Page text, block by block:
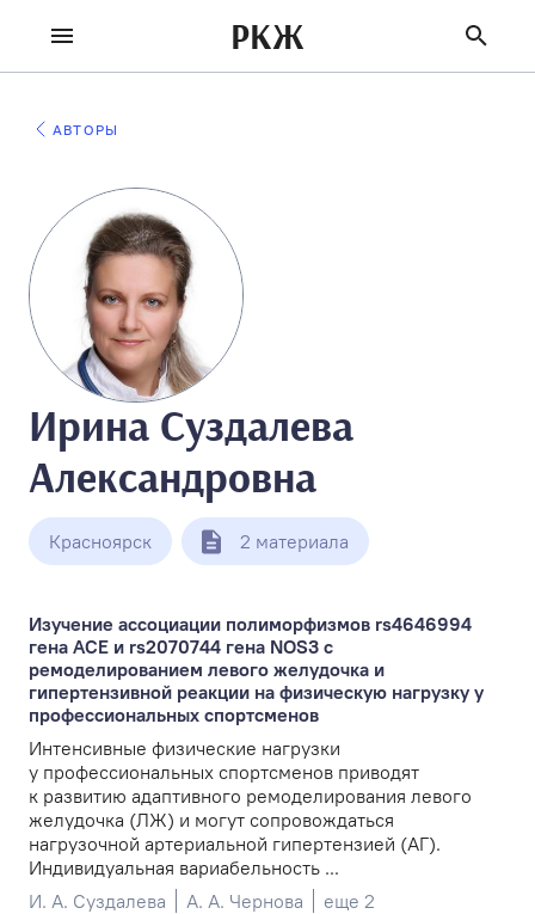
РКЖ
АВТОРЫ
Ирина Суздалева
Александровна
Красноярск 2 материала
Изучение ассоциации полиморфизмов rs4646994
гена ACE и rs2070744 гена NOS3 с
ремоделированием левого желудочка и
гипертензивной реакции на физическую нагрузку у
профессиональных спортсменов
Интенсивные физические нагрузки
у профессиональных спортсменов приводят
к развитию адаптивного ремоделирования левого
желудочка (ЛЖ) и могут сопровождаться
нагрузочной артериальной гипертензией (АГ).
Индивидуальная вариабельность ...
И. А. Суздалева
А. А. Чернова еще 2